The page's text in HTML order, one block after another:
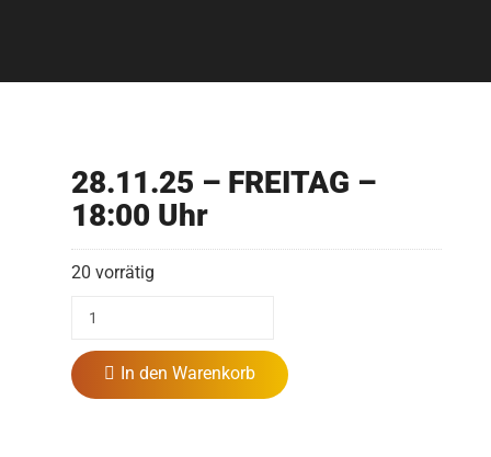
28.11.25 – FREITAG –
18:00 Uhr
20 vorrätig
In den Warenkorb